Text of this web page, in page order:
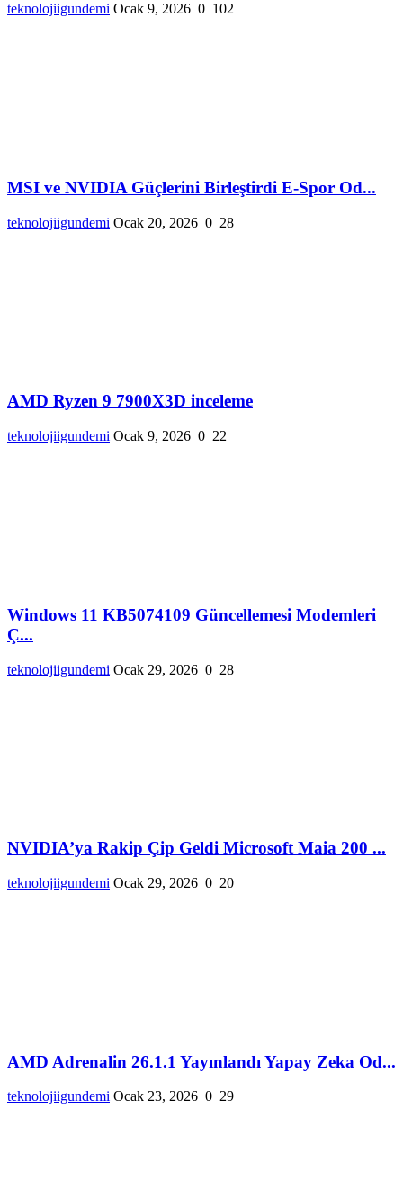
teknolojiigundemi Ocak 9, 2026 0 102
MSI ve NVIDIA Güçlerini Birleştirdi E-Spor Od...
teknolojiigundemi Ocak 20, 2026 0 28
AMD Ryzen 9 7900X3D inceleme
teknolojiigundemi Ocak 9, 2026 0 22
Windows 11 KB5074109 Güncellemesi Modemleri
Ç...
teknolojiigundemi Ocak 29, 2026 0 28
NVIDIA’ya Rakip Çip Geldi Microsoft Maia 200 ...
teknolojiigundemi Ocak 29, 2026 0 20
AMD Adrenalin 26.1.1 Yayınlandı Yapay Zeka Od...
teknolojiigundemi Ocak 23, 2026 0 29